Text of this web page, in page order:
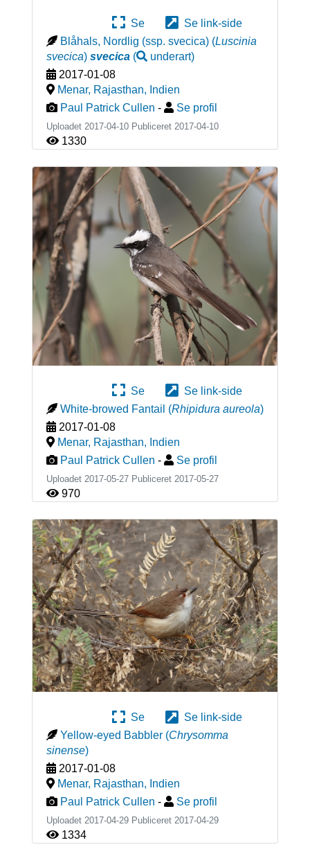
Se
Se link-side
Blåhals, Nordlig (ssp. svecica) (Luscinia
svecica) svecica( underart)
2017-01-08
Menar, Rajasthan, Indien
Paul Patrick Cullen - Se profil
Uploadet 2017-04-10 Publiceret 2017-04-10
1330
Se
Se link-side
White-browed Fantail (Rhipidura aureola)
2017-01-08
Menar, Rajasthan, Indien
Paul Patrick Cullen - Se profil
Uploadet 2017-05-27 Publiceret 2017-05-27
970
Se
Se link-side
Yellow-eyed Babbler (Chrysomma
sinense)
2017-01-08
Menar, Rajasthan, Indien
Paul Patrick Cullen - Se profil
Uploadet 2017-04-29 Publiceret 2017-04-29
1334